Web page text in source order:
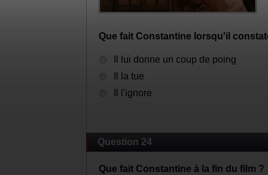
Que fait Constantine lorsqu'il
Il lui donne un coup de poing
Il la tue
Il l'ignore
Question 24
Que fait Constantine à la fin du film ?